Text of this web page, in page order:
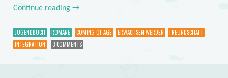
Continue reading →
JUGENDBUCH ROMANE COMING OF AGE ERWACHSEN WERDEN
FREUNDSCHAFT
INTEGRATION
3 COMMENTS